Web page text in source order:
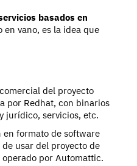
basados en
en vano, es la idea que
del proyecto
por Redhat, con binarios
jurídico, servicios, etc.
en formato de software
usar del proyecto de
por Automattic.